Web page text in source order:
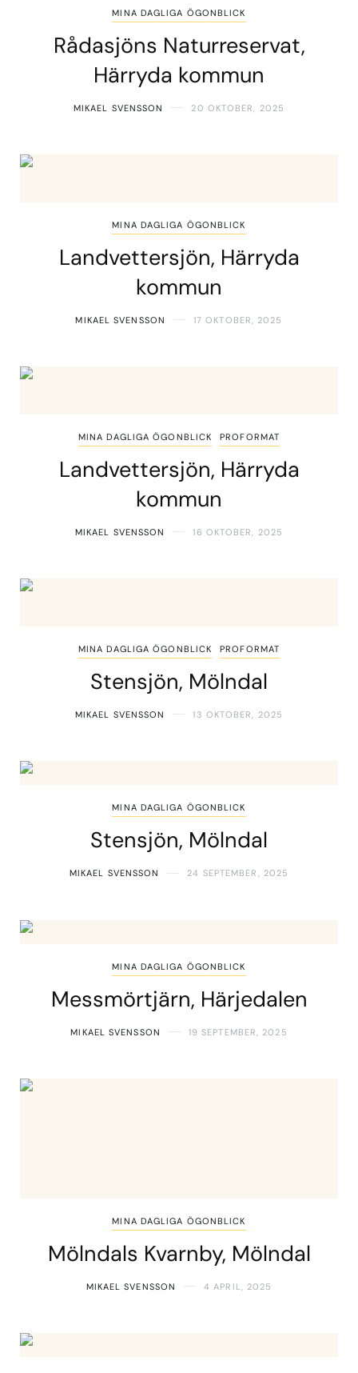
MINA DAGLIGA ÖGONBLICK
Rådasjöns Naturreservat,
Härryda kommun
MIKAEL SVENSSON 20 OKTOBER, 2025
MINA DAGLIGA ÖGONBLICK
Landvettersjön, Härryda
kommun
MIKAEL SVENSSON 17 OKTOBER, 2025
MINA DAGLIGA ÖGONBLICK PROFORMAT
Landvettersjön, Härryda
kommun
MIKAEL SVENSSON 16 OKTOBER, 2025
MINA DAGLIGA ÖGONBLICK PROFORMAT
Stensjön, Mölndal
MIKAEL SVENSSON 13 OKTOBER, 2025
MINA DAGLIGA ÖGONBLICK
Stensjön, Mölndal
MIKAEL SVENSSON 24 SEPTEMBER, 2025
MINA DAGLIGA ÖGONBLICK
Messmörtjärn, Härjedalen
MIKAEL SVENSSON 19 SEPTEMBER, 2025
MINA DAGLIGA ÖGONBLICK
Mölndals Kvarnby, Mölndal
MIKAEL SVENSSON 4 APRIL, 2025